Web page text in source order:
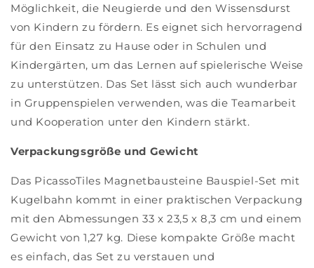
Möglichkeit, die Neugierde und den Wissensdurst
von Kindern zu fördern. Es eignet sich hervorragend
für den Einsatz zu Hause oder in Schulen und
Kindergärten, um das Lernen auf spielerische Weise
zu unterstützen. Das Set lässt sich auch wunderbar
in Gruppenspielen verwenden, was die Teamarbeit
und Kooperation unter den Kindern stärkt.
Verpackungsgröße und Gewicht
Das PicassoTiles Magnetbausteine Bauspiel-Set mit
Kugelbahn kommt in einer praktischen Verpackung
mit den Abmessungen 33 x 23,5 x 8,3 cm und einem
Gewicht von 1,27 kg. Diese kompakte Größe macht
es einfach, das Set zu verstauen und